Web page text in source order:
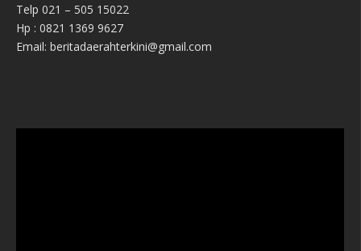
Telp 021 – 505 15022
Hp : 0821 1369 9627
Email: beritadaerahterkini@gmail.com